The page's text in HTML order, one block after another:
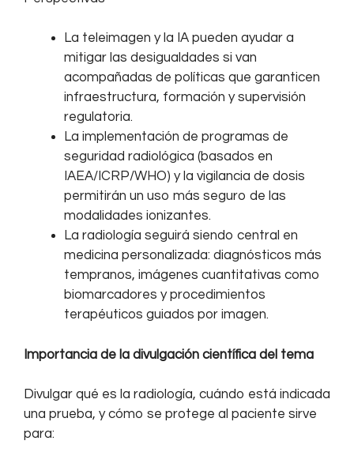
La teleimagen y la IA pueden ayudar a
mitigar las desigualdades si van
acompañadas de políticas que garanticen
infraestructura, formación y supervisión
regulatoria.
La implementación de programas de
seguridad radiológica (basados en
IAEA/ICRP/WHO) y la vigilancia de dosis
permitirán un uso más seguro de las
modalidades ionizantes.
La radiología seguirá siendo central en
medicina personalizada: diagnósticos más
tempranos, imágenes cuantitativas como
biomarcadores y procedimientos
terapéuticos guiados por imagen.
Importancia de la divulgación científica del tema
Divulgar qué es la radiología, cuándo está indicada
una prueba, y cómo se protege al paciente sirve
para: